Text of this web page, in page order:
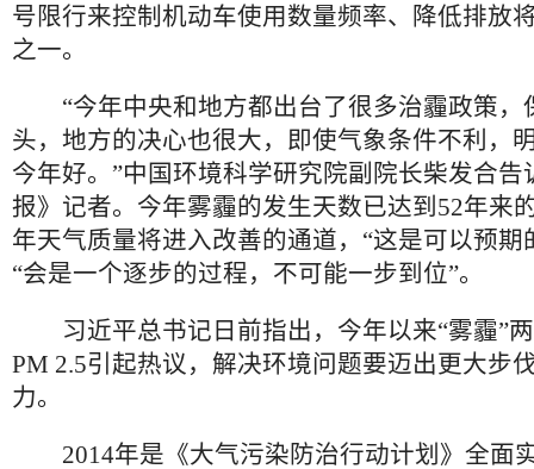
号限行来控制机动车使用数量频率、降低排放
之一。
“今年中央和地方都出台了很多治霾政策，
头，地方的决心也很大，即使气象条件不利，
今年好。”中国环境科学研究院副院长柴发合告
报》记者。今年雾霾的发生天数已达到52年来
年天气质量将进入改善的通道，“这是可以预期
“会是一个逐步的过程，不可能一步到位”。
习近平总书记日前指出，今年以来“雾霾”
PM 2.5引起热议，解决环境问题要迈出更大步
力。
2014年是《大气污染防治行动计划》全面